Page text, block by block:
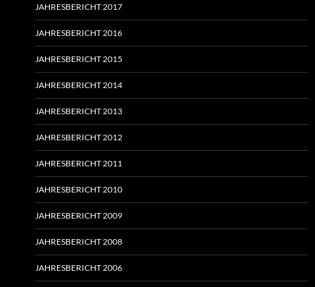
JAHRESBERICHT 2017
JAHRESBERICHT 2016
JAHRESBERICHT 2015
JAHRESBERICHT 2014
JAHRESBERICHT 2013
JAHRESBERICHT 2012
JAHRESBERICHT 2011
JAHRESBERICHT 2010
JAHRESBERICHT 2009
JAHRESBERICHT 2008
JAHRESBERICHT 2006